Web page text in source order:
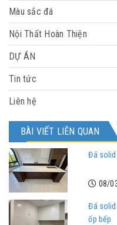
Màu sắc đá
Nội Thất Hoàn Thiện
DỰ ÁN
Tin tức
Liên hệ
BÀI VIẾT LIÊN QUAN
Đá solid
08/
Đá solid
ốp bếp